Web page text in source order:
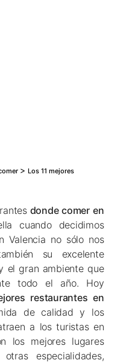
>Los 11 mejores
donde comer en
cuando decidimos
Valencia no sólo nos
su excelente
el gran ambiente que
todo el año. Hoy
restaurantes en
de calidad y los
a los turistas en
los mejores lugares
especialidades,